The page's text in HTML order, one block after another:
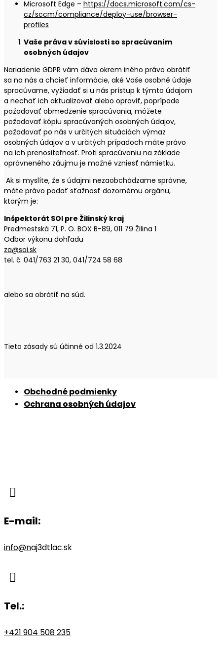
Microsoft Edge – https://docs.microsoft.com/cs-
cz/sccm/compliance/deploy-use/browser-
profiles
Vaše práva v súvislosti so spracúvaním
osobných údajov
Nariadenie GDPR vám dáva okrem iného právo obrátiť
sa na nás a chcieť informácie, aké Vaše osobné údaje
spracúvame, vyžiadať si u nás prístup k týmto údajom
a nechať ich aktualizovať alebo opraviť, poprípade
požadovať obmedzenie spracúvania, môžete
požadovať kópiu spracúvaných osobných údajov,
požadovať po nás v určitých situáciách výmaz
osobných údajov a v určitých prípadoch máte právo
na ich prenositeľnosť. Proti spracúvaniu na základe
oprávneného záujmu je možné vzniesť námietku.
Ak si myslíte, že s údajmi nezaobchádzame správne,
máte právo podať sťažnosť dozornému orgánu,
ktorým je:
Inšpektorát SOI pre Žilinský kraj
Predmestská 71, P. O. BOX B-89, 011 79 Žilina 1
Odbor výkonu dohľadu
za@soi.sk
tel. č. 041/763 21 30, 041/724 58 68
alebo sa obrátiť na súd.
Tieto zásady sú účinné od 1.3.2024
Obchodné podmienky
Ochrana osobných údajov

E-mail:
info@naj3dtlac.sk

Tel.:
+421 904 508 235